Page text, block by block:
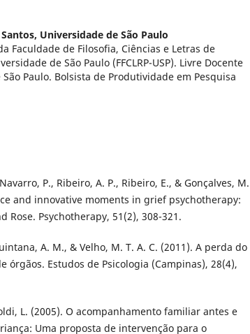
Universidade de São Paulo
Faculdade de Filosofia, Ciências e Letras de
de São Paulo (FFCLRP-USP). Livre Docente
Paulo. Bolsista de Produtividade em Pesquisa
P., Ribeiro, A. P., Ribeiro, E., & Gonçalves, M.
and innovative moments in grief psychotherapy:
Rose. Psychotherapy, 51(2), 308-321.
A. M., & Velho, M. T. A. C. (2011). A perda do
órgãos. Estudos de Psicologia (Campinas), 28(4),
L. (2005). O acompanhamento familiar antes e
Uma proposta de intervenção para o